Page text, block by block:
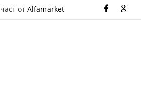
част от Alfamarket